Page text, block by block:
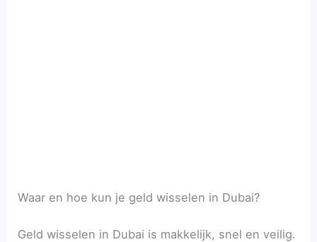
Waar en hoe kun je geld wisselen in Dubai?
Geld wisselen in Dubai is makkelijk, snel en veilig.